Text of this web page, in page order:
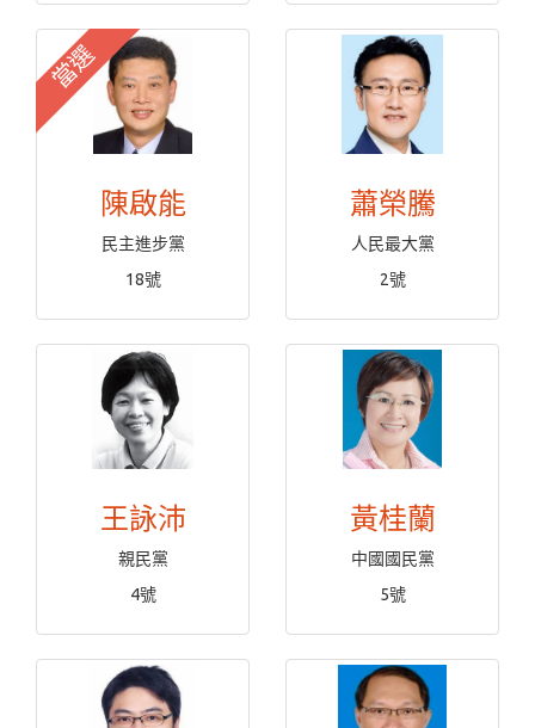
當選
陳啟能
民主進步黨
18號
蕭榮騰
人民最大黨
2號
王詠沛
親民黨
4號
黃桂蘭
中國國民黨
5號